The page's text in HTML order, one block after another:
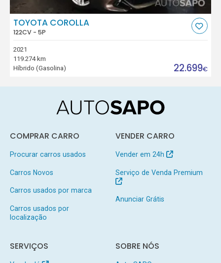
TOYOTA COROLLA
122CV - 5P
2021
119.274 km
Híbrido (Gasolina)
22.699€
COMPRAR CARRO
Procurar carros usados
Carros Novos
Carros usados por marca
Carros usados por
localização
VENDER CARRO
Vender em 24h
Serviço de Venda Premium
Anunciar Grátis
SERVIÇOS SOBRE NÓS